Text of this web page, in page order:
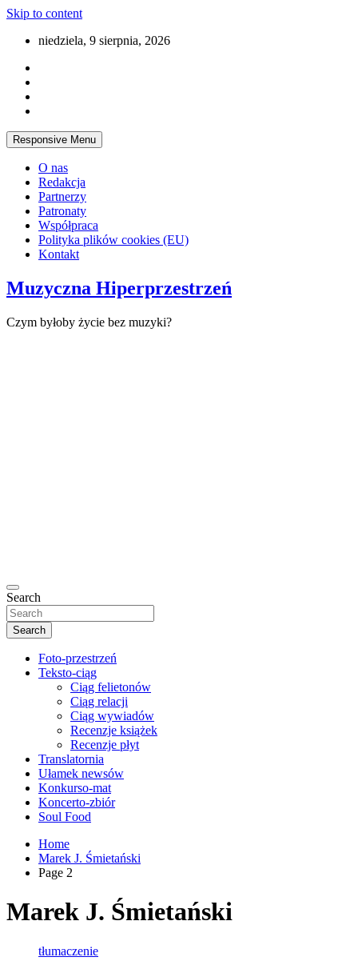
Skip to content
niedziela, 9 sierpnia, 2026
Responsive Menu
O nas
Redakcja
Partnerzy
Patronaty
Współpraca
Polityka plików cookies (EU)
Kontakt
Muzyczna Hiperprzestrzeń
Czym byłoby życie bez muzyki?
Search
Search
Foto-przestrzeń
Teksto-ciąg
Ciąg felietonów
Ciąg relacji
Ciąg wywiadów
Recenzje książek
Recenzje płyt
Translatornia
Ułamek newsów
Konkurso-mat
Koncerto-zbiór
Soul Food
Home
Marek J. Śmietański
Page 2
Marek J. Śmietański
tłumaczenie